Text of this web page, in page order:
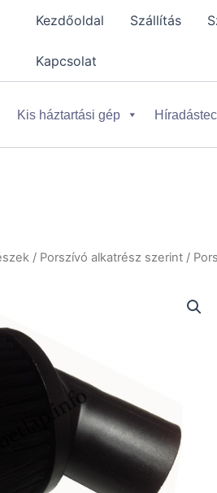
Kezdőoldal Szállítás
Kapcsolat
Kis háztartási gép
/ Porszívó alkatrész szerint /